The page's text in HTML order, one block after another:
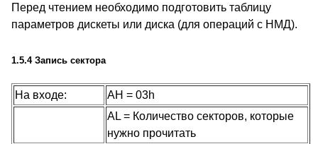
Перед чтением необходимо подготовить таблицу
параметров дискеты или диска (для операций с НМД).
1.5.4 Запись сектора
На входе:
AH = 03h
AL = Количество секторов, которые
нужно прочитать